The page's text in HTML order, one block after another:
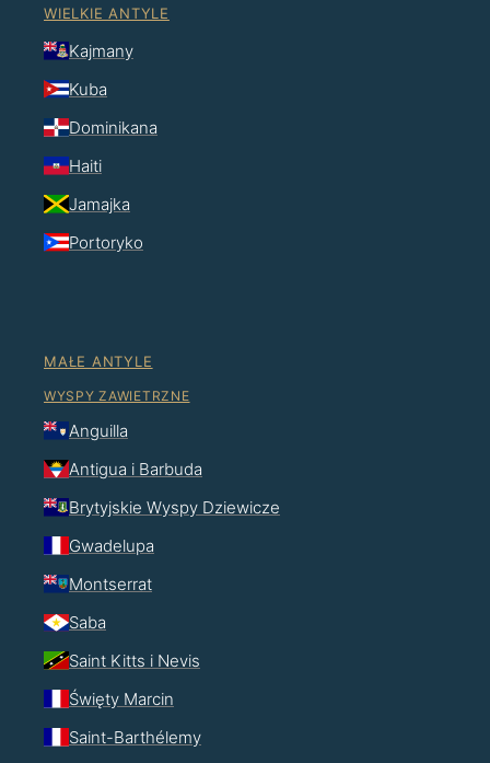
WIELKIE ANTYLE
Kajmany
Kuba
Dominikana
Haiti
Jamajka
Portoryko
MAŁE ANTYLE
WYSPY ZAWIETRZNE
Anguilla
Antigua i Barbuda
Brytyjskie Wyspy Dziewicze
Gwadelupa
Montserrat
Saba
Saint Kitts i Nevis
Święty Marcin
Saint-Barthélemy